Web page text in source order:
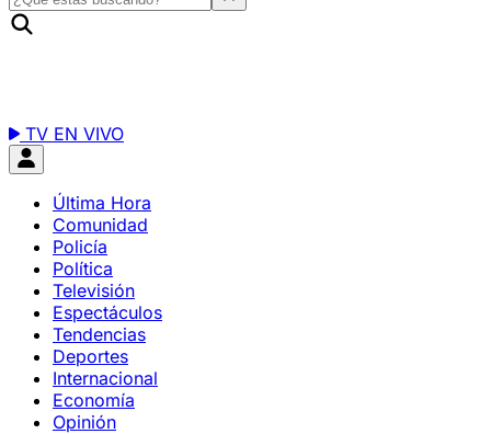
TV EN VIVO
Última Hora
Comunidad
Policía
Política
Televisión
Espectáculos
Tendencias
Deportes
Internacional
Economía
Opinión